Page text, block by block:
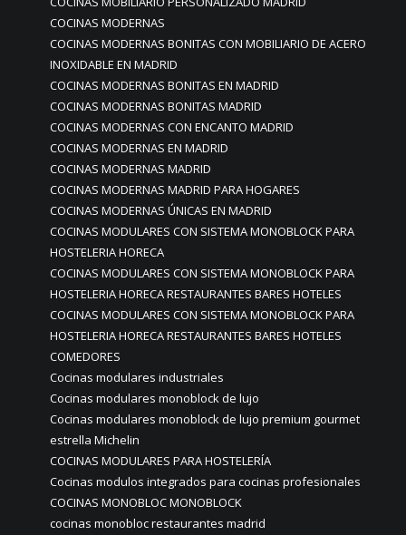
COCINAS MODERNAS
COCINAS MODERNAS BONITAS CON MOBILIARIO DE ACERO
INOXIDABLE EN MADRID
COCINAS MODERNAS BONITAS EN MADRID
COCINAS MODERNAS BONITAS MADRID
COCINAS MODERNAS CON ENCANTO MADRID
COCINAS MODERNAS EN MADRID
COCINAS MODERNAS MADRID
COCINAS MODERNAS MADRID PARA HOGARES
COCINAS MODERNAS ÚNICAS EN MADRID
COCINAS MODULARES CON SISTEMA MONOBLOCK PARA
HOSTELERIA HORECA
COCINAS MODULARES CON SISTEMA MONOBLOCK PARA
HOSTELERIA HORECA RESTAURANTES BARES HOTELES
COCINAS MODULARES CON SISTEMA MONOBLOCK PARA
HOSTELERIA HORECA RESTAURANTES BARES HOTELES
COMEDORES
Cocinas modulares industriales
Cocinas modulares monoblock de lujo
Cocinas modulares monoblock de lujo premium gourmet
estrella Michelin
COCINAS MODULARES PARA HOSTELERÍA
Cocinas modulos integrados para cocinas profesionales
COCINAS MONOBLOC MONOBLOCK
cocinas monobloc restaurantes madrid